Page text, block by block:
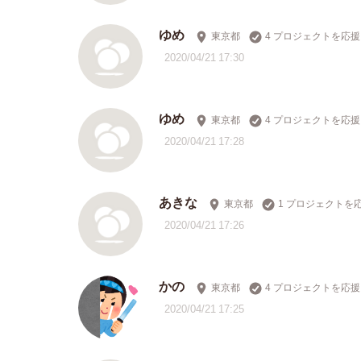
ゆめ 東京都 4 プロジェクトを応援
2020/04/21 17:30
ゆめ 東京都 4 プロジェクトを応援
2020/04/21 17:28
あきな 東京都 1 プロジェクトを
2020/04/21 17:26
かの 東京都 4 プロジェクトを応援
2020/04/21 17:25